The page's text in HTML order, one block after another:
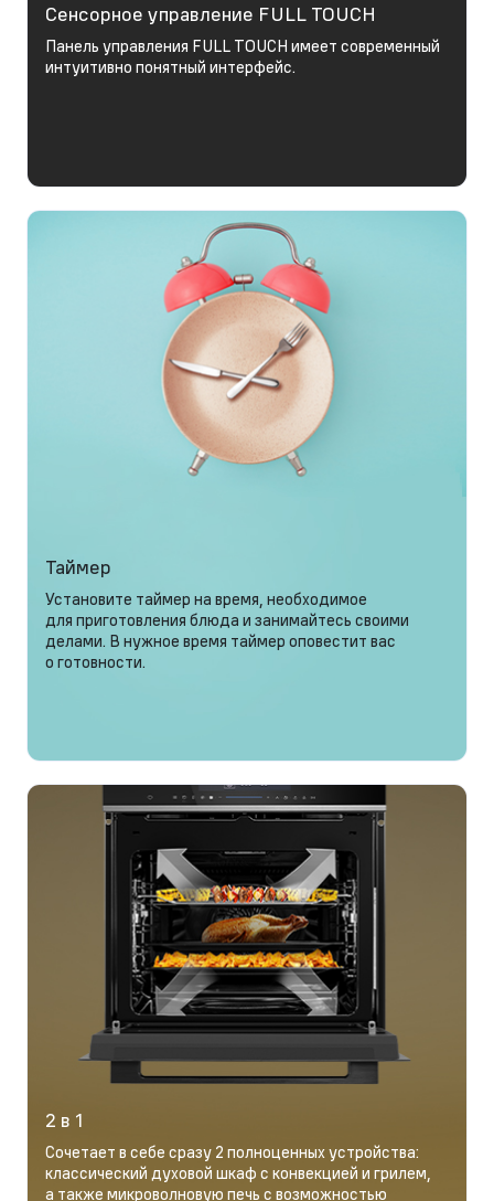
Сенсорное управление FULL TOUCH
Панель управления FULL TOUCH имеет современный
интуитивно понятный интерфейс.
Таймер
Установите таймер на время, необходимое
для приготовления блюда и занимайтесь своими
делами. В нужное время таймер оповестит вас
о готовности.
2 в 1
Сочетает в себе сразу 2 полноценных устройства:
классический духовой шкаф с конвекцией и грилем,
а также микроволновую печь с возможностью